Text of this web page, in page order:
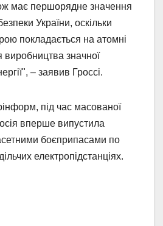
має першорядне значення
України, оскільки
покладається на атомні
виробництва значної
– заявив Гроссі.
під час масованої
вперше випустила
боєприпасами по
електропідстанціях.